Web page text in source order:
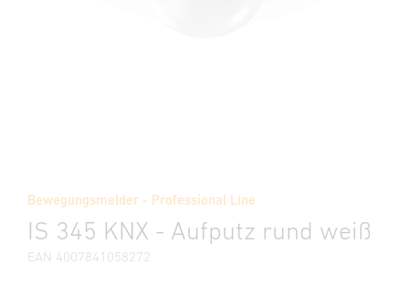
Bewegungsmelder - Professional Line
IS 345 KNX - Aufputz rund weiß
EAN 4007841058272